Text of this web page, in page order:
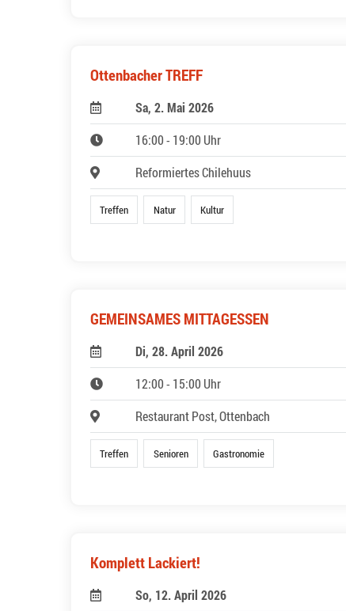
Ottenbacher TREFF
Sa, 2. Mai 2026
16:00 - 19:00 Uhr
Reformiertes Chilehuus
Treffen Natur Kultur
GEMEINSAMES MITTAGESSEN
Di, 28. April 2026
12:00 - 15:00 Uhr
Restaurant Post, Ottenbach
Treffen Senioren Gastronomie
Komplett Lackiert!
So, 12. April 2026